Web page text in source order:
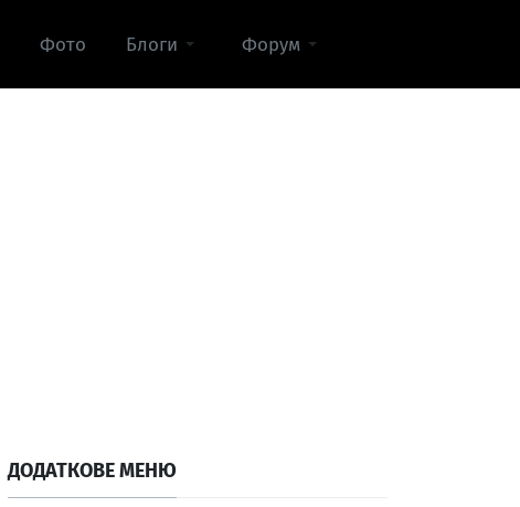
Фото Блоги Форум
ДОДАТКОВЕ МЕНЮ